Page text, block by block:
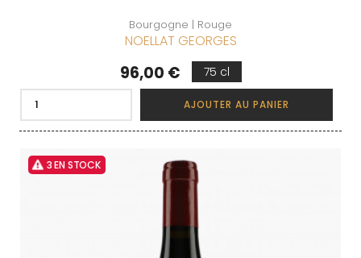
Bourgogne | Rouge
NOELLAT GEORGES
Prix
96,00 € 75 cl
AJOUTER AU PANIER
3 EN STOCK